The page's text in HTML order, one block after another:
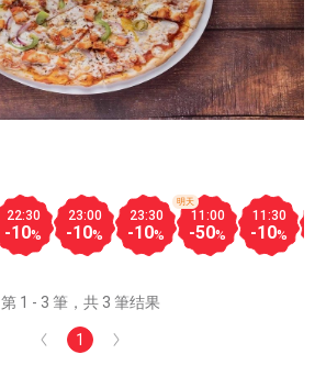
22:30
-10%
23:00
-10%
23:30
-10%
11:00
-50%
明天
11:30
-10%
第 1 - 3 筆，共 3 筆结果
1